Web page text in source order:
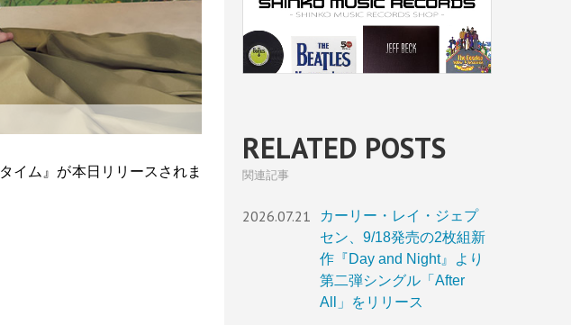
イム』が本日リリースされま
RELATED POSTS
関連記事
2026.07.21
カーリー・レイ・ジェプ
セン、9/18発売の2枚組新
作『Day and Night』より
第二弾シングル「After
All」をリリース